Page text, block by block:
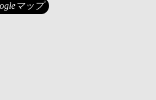
マップ